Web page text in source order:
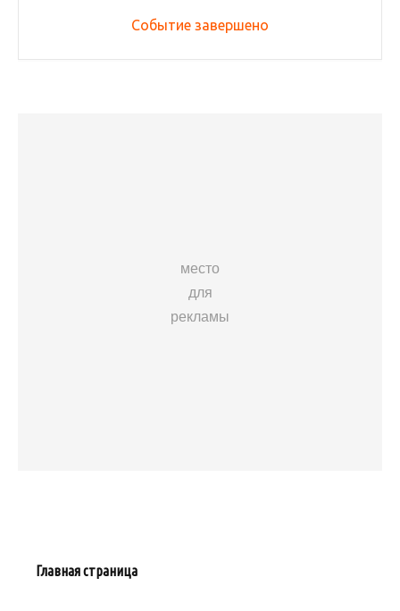
Событие завершено
место
для
рекламы
Главная страница